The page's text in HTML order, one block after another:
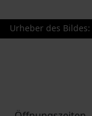
Urheber des Bildes: